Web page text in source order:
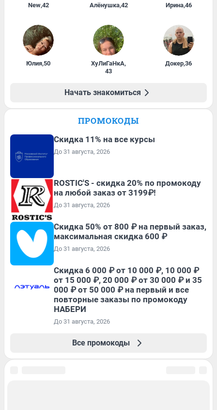
New,42 Алёнушка,42 Ирина,46
Юлия,50 ХуЛиГаНкА,
43
Докер,36
Начать знакомиться
ПРОМОКОДЫ
Скидка 11% на все курсы
До 31 августа, 2026
ROSTIC'S - скидка 20% по промокоду
на любой заказ от 3199₽!
До 31 августа, 2026
Скидка 50% от 800 ₽ на первый заказ,
максимальная скидка 600 ₽
До 31 августа, 2026
Скидка 6 000 ₽ от 10 000 ₽, 10 000 ₽
от 15 000 ₽, 20 000 ₽ от 30 000 ₽ и 35
000 ₽ от 50 000 ₽ на первый и все
повторные заказы по промокоду
НАБЕРИ
До 31 августа, 2026
Все промокоды